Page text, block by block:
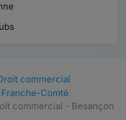
commercial
Comté
commercial - Besançon